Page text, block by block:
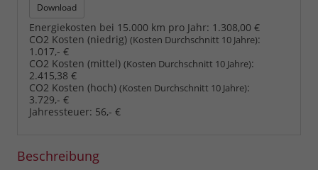
Download
Energiekosten bei 15.000 km pro Jahr: 1.308,00 €
CO2 Kosten (niedrig) (Kosten Durchschnitt 10 Jahre):
1.017,- €
CO2 Kosten (mittel) (Kosten Durchschnitt 10 Jahre):
2.415,38 €
CO2 Kosten (hoch) (Kosten Durchschnitt 10 Jahre):
3.729,- €
Jahressteuer: 56,- €
Beschreibung